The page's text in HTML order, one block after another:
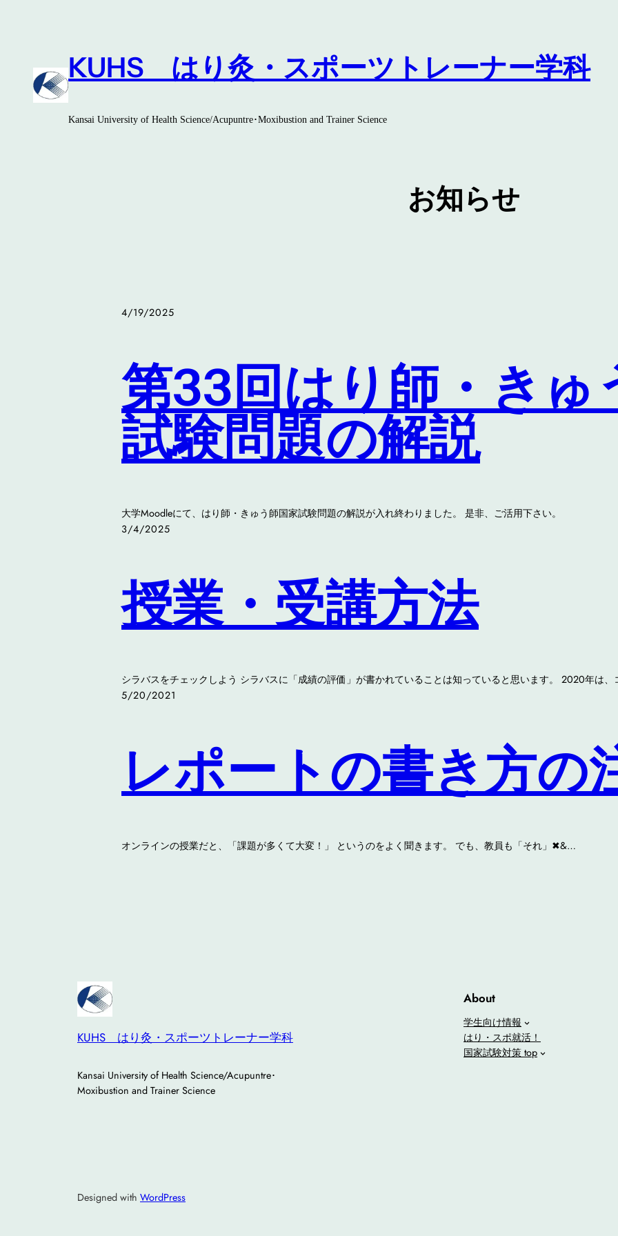
KUHS はり灸・スポーツトレーナー学科
Kansai University of Health Science/Acupuntre･Moxibustion and Trainer Science
お知らせ
4/19/2025
第33回はり師・きゅ
試験問題の解説
大学Moodleにて、はり師・きゅう師国家試験問題の解説が入れ終わりました。 是非、ご活用下さい。
3/4/2025
授業・受講方法
シラバスをチェックしよう シラバスに「成績の評価」が書かれていることは知っていると思います。 2020年は
5/20/2021
レポートの書き方の
オンラインの授業だと、「課題が多くて大変！」 というのをよく聞きます。 でも、教員も「それ」✖&…
KUHS はり灸・スポーツトレーナー学科
Kansai University of Health Science/Acupuntre･
Moxibustion and Trainer Science
About
学生向け情報
はり・スポ就活！
国家試験対策 top
Designed with WordPress